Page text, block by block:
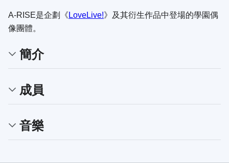
A-RISE是企劃《 LoveLive!》及其衍生作品中登場的學園偶
像團體。
簡介
成員
音樂